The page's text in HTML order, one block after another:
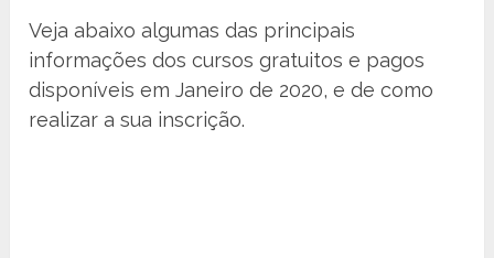
Veja abaixo algumas das principais
informações dos cursos gratuitos e pagos
disponíveis em Janeiro de 2020, e de como
realizar a sua inscrição.